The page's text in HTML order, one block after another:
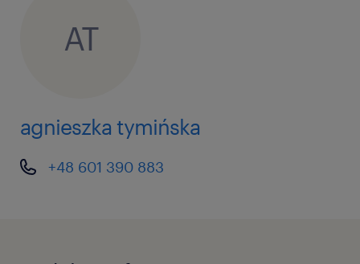
AT
agnieszka tymińska
+48 601 390 883